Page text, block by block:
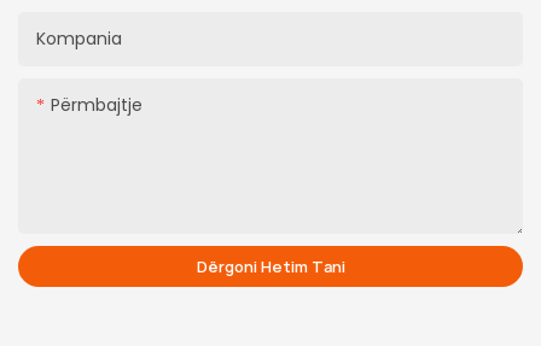
Kompania
Përmbajtje
Dërgoni Hetim Tani